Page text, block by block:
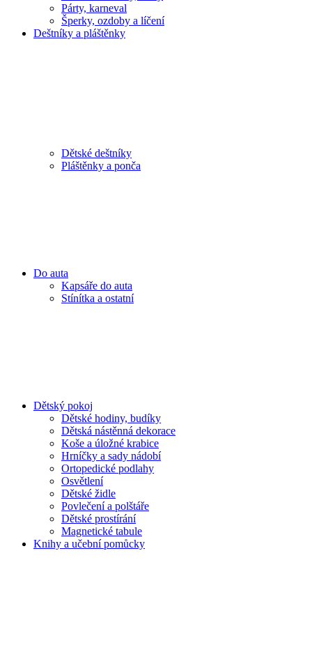
Párty, karneval
Šperky, ozdoby a líčení
Deštníky a pláštěnky
Dětské deštníky
Pláštěnky a ponča
Do auta
Kapsáře do auta
Stínítka a ostatní
Dětský pokoj
Dětské hodiny, budíky
Dětská nástěnná dekorace
Koše a úložné krabice
Hrníčky a sady nádobí
Ortopedické podlahy
Osvětlení
Dětské židle
Povlečení a polštáře
Dětské prostírání
Magnetické tabule
Knihy a učební pomůcky